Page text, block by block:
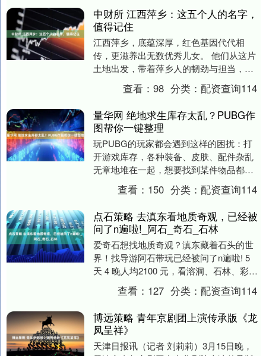
中财所 江西萍乡：这五个人的名字，
值得记住
江西萍乡，底蕴深厚，红色基因代代相
传，更滋养出无数优秀儿女。 他们从这片
土地出发，带着萍乡人的韧劲与担当，在
各行各业闯出了一片天。 他们用奋斗书写
精彩，用行动诠....
查看：98 分类：配资查询114
量华网 绝地求生库存太乱？PUBG作
图帮你一键整理
玩PUBG的玩家都会遇到这样的困扰：打
开游戏库存，各种装备、皮肤、配件杂乱
无章地堆在一起，想要找到某件物品都要
翻半天。尤其是对于那些游戏时间较长、
收藏丰富的玩家....
查看： 150 分类：配资查询114
点石策略 去滇东看地质奇观，已经被
问了n遍啦!_阿石_奇石_石林
爱奇石想找地质奇观？滇东藏着石头的世
界！找导游阿石带玩已经被问了n遍啦! 5
天 4 晚人均2100 元，看溶洞、石林、彩
沙，阿石的联系方式是186 8799 ....
查看： 127 分类：配资查询114
博远策略 青年京剧团上演传承版《龙
凤呈祥》
天津日报讯（记者 刘莉莉）3月15日晚，